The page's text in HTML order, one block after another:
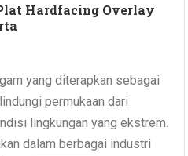
Hardfacing Overlay
yang diterapkan sebagai
permukaan dari
lingkungan yang ekstrem.
dalam berbagai industri